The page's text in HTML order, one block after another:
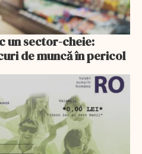
un sector-cheie:
de muncă în pericol